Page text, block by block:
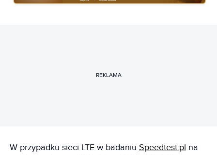
REKLAMA
W przypadku sieci LTE w badaniu Speedtest.pl na